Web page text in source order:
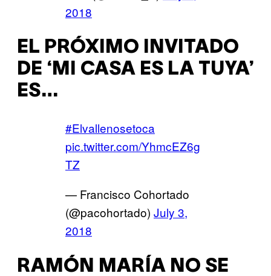
2018
EL PRÓXIMO INVITADO
DE ‘MI CASA ES LA TUYA’
ES…
#Elvallenosetoca
pic.twitter.com/YhmcEZ6g
TZ
— Francisco Cohortado
(@pacohortado) July 3,
2018
RAMÓN MARÍA NO SE